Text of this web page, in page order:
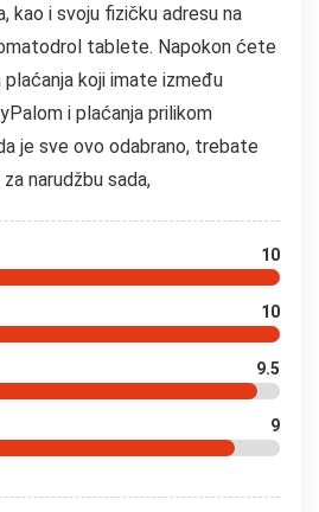
kao i svoju fizičku adresu na
tablete. Napokon ćete
koji imate između
i plaćanja prilikom
je sve ovo odabrano, trebate
narudžbu sada,
10
10
9.5
9